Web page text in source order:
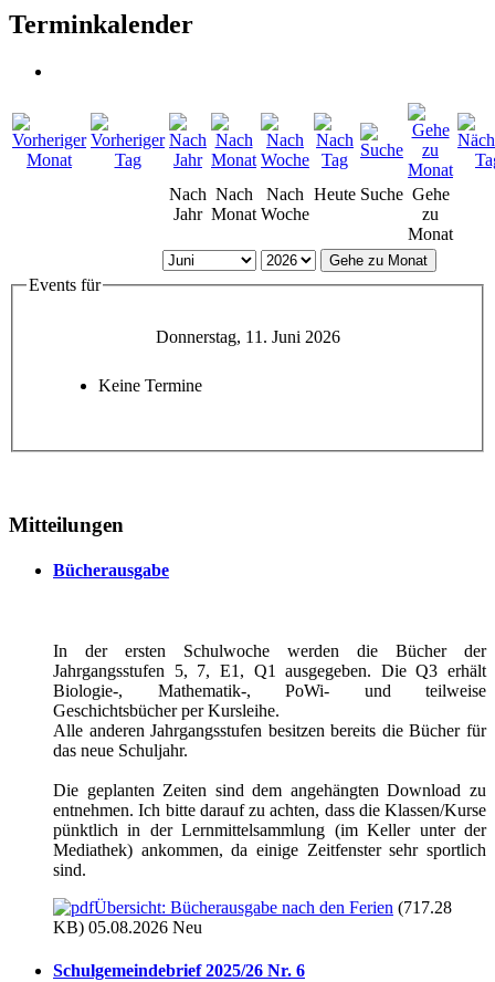
Terminkalender
Nach
Jahr
Nach
Monat
Nach
Woche
Heute Suche Gehe
zu
Monat
Gehe zu Monat
Events für
Donnerstag, 11. Juni 2026
Keine Termine
Mitteilungen
Bücherausgabe
In der ersten Schulwoche werden die Bücher der
Jahrgangsstufen 5, 7, E1, Q1 ausgegeben. Die Q3 erhält
Biologie-, Mathematik-, PoWi- und teilweise
Geschichtsbücher per Kursleihe.
Alle anderen Jahrgangsstufen besitzen bereits die Bücher für
das neue Schuljahr.
Die geplanten Zeiten sind dem angehängten Download zu
entnehmen. Ich bitte darauf zu achten, dass die Klassen/Kurse
pünktlich in der Lernmittelsammlung (im Keller unter der
Mediathek) ankommen, da einige Zeitfenster sehr sportlich
sind.
Übersicht: Bücherausgabe nach den Ferien (717.28
KB) 05.08.2026 Neu
Schulgemeindebrief 2025/26 Nr. 6